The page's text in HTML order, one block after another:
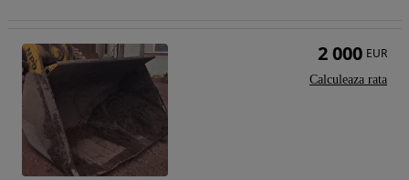
2 000 EUR
Calculeaza rata